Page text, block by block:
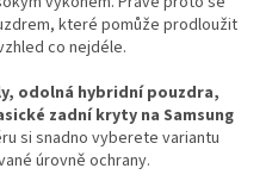
v
ý
i
s
u
které pomůže prodloužit
co nejdéle.
odolná hybridní pouzdra,
zadní kryty na Samsung
si snadno vyberete variantu
úrovně ochrany.